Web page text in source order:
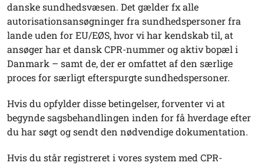
danske sundhedsvæsen. Det gælder fx alle
autorisationsansøgninger fra sundhedspersoner fra
lande uden for EU/EØS, hvor vi har kendskab til, at
ansøger har et dansk CPR-nummer og aktiv bopæl i
Danmark – samt de, der er omfattet af den særlige
proces for særligt efterspurgte sundhedspersoner.
Hvis du opfylder disse betingelser, forventer vi at
begynde sagsbehandlingen inden for få hverdage efter
du har søgt og sendt den nødvendige dokumentation.
Hvis du står registreret i vores system med CPR-